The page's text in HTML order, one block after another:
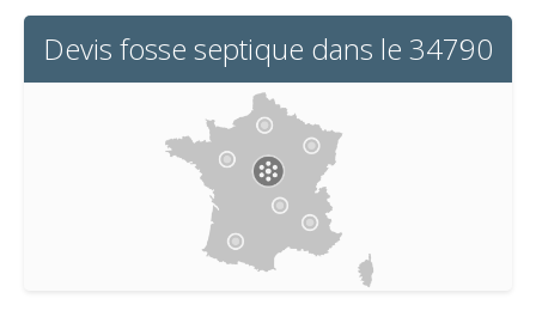
Devis fosse septique dans le 34790